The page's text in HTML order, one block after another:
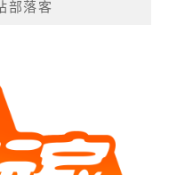
部落客